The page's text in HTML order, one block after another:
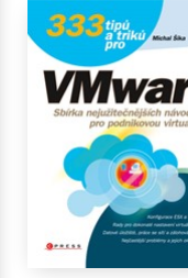
Young adult (SK)